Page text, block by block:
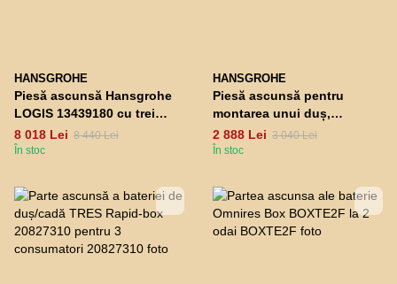
HANSGROHE
Piesă ascunsă Hansgrohe
LOGIS 13439180 cu trei
orificii pentru instalarea
bateriei pe marginea căzii
8 018 Lei 8 440 Lei
În stoc
HANSGROHE
Piesă ascunsă pentru
montarea unui duș,
Hansgrohe 40x40 1Je
(26254180)
2 888 Lei 3 040 Lei
În stoc